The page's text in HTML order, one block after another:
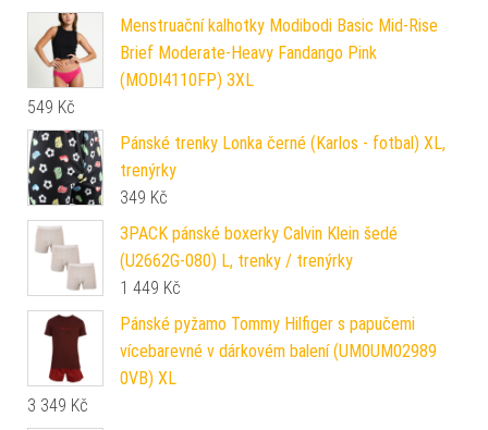
Menstruační kalhotky Modibodi Basic Mid-Rise
Brief Moderate-Heavy Fandango Pink
(MODI4110FP) 3XL
549 Kč
Pánské trenky Lonka černé (Karlos - fotbal) XL,
trenýrky
349 Kč
3PACK pánské boxerky Calvin Klein šedé
(U2662G-080) L, trenky / trenýrky
1 449 Kč
Pánské pyžamo Tommy Hilfiger s papučemi
vícebarevné v dárkovém balení (UM0UM02989
0VB) XL
3 349 Kč